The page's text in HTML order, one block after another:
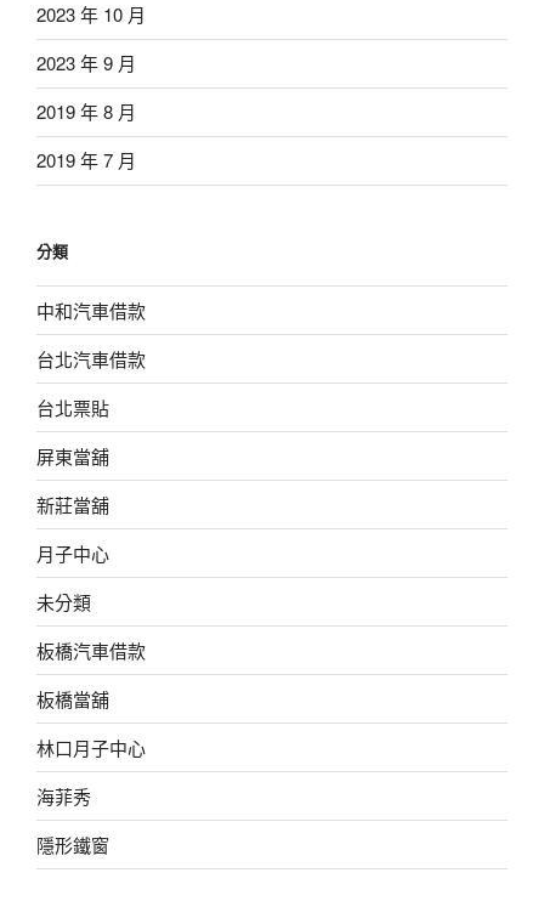
2023 年 10 月
2023 年 9 月
2019 年 8 月
2019 年 7 月
分類
中和汽車借款
台北汽車借款
台北票貼
屏東當舖
新莊當舖
月子中心
未分類
板橋汽車借款
板橋當舖
林口月子中心
海菲秀
隱形鐵窗